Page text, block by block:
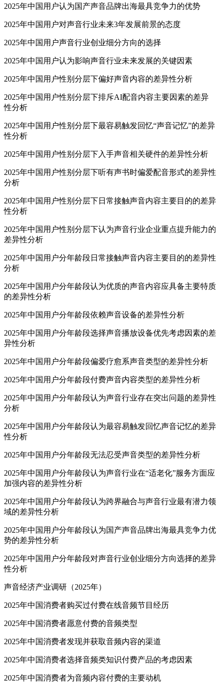
2025年中国用户认为国产声音品牌出海最具竞争力的优势
2025年中国用户对声音行业未来3年发展前景的态度
2025年中国用户声音行业创业细分方向的选择
2025年中国用户认为影响声音行业未来发展的关键因素
2025年中国用户性别分层下偏好声音内容的差异性分析
2025年中国用户性别分层下排斥AI配音内容主要因素的差异
性分析
2025年中国用户性别分层下最容易触发回忆“声音记忆”的差异
性分析
2025年中国用户性别分层下入手声音相关硬件的差异性分析
2025年中国用户性别分层下听有声书时偏爱配音形式的差异性
分析
2025年中国用户性别分层下日常接触声音内容主要目的的差异
性分析
2025年中国用户性别分层下认为声音行业企业重点提升能力的
差异性分析
2025年中国用户分年龄段日常接触声音内容主要目的的差异性
分析
2025年中国用户分年龄段认为优质的声音内容应具备主要特质
的差异性分析
2025年中国用户分年龄段依赖声音设备的差异性分析
2025年中国用户分年龄段选择声音播放设备优先考虑因素的差
异性分析
2025年中国用户分年龄段偏爱疗愈系声音类型的差异性分析
2025年中国用户分年龄段付费声音内容类型的差异性分析
2025年中国用户分年龄段认为声音行业存在突出问题的差异性
分析
2025年中国用户分年龄段认为最容易触发回忆声音记忆的差异
性分析
2025年中国用户分年龄段无法忍受声音类型的差异性分析
2025年中国用户分年龄段认为声音行业在“适老化”服务方面应
加强内容的差异性分析
2025年中国用户分年龄段认为跨界融合与声音行业最有潜力领
域的差异性分析
2025年中国用户分年龄段认为国产声音品牌出海最具竞争力优
势的差异性分析
2025年中国用户分年龄段对声音行业创业细分方向选择的差异
性分析
声音经济产业调研（2025年）
2025年中国消费者购买过付费在线音频节目经历
2025年中国消费者愿意付费的音频类型
2025年中国消费者发现并获取音频内容的渠道
2025年中国消费者选择音频类知识付费产品的考虑因素
2025年中国消费者为音频内容付费的主要动机